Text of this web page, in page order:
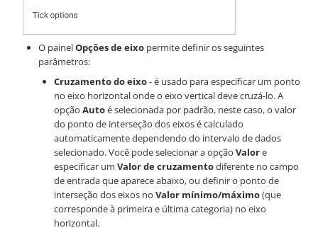
O painelOpções de eixo permite definir os seguintes
parâmetros:
Cruzamento do eixo- é usado para especificar um ponto
no eixo horizontal onde o eixo vertical deve cruzá-lo. A
opção Autoé selecionada por padrão, neste caso, o valor
do ponto de interseção dos eixos é calculado
automaticamente dependendo do intervalo de dados
selecionado. Você pode selecionar a opção Valore
especificar um Valor de cruzamentodiferente no campo
de entrada que aparece abaixo, ou definir o ponto de
interseção dos eixos no Valor mínimo/máximo(que
corresponde à primeira e última categoria) no eixo
horizontal.